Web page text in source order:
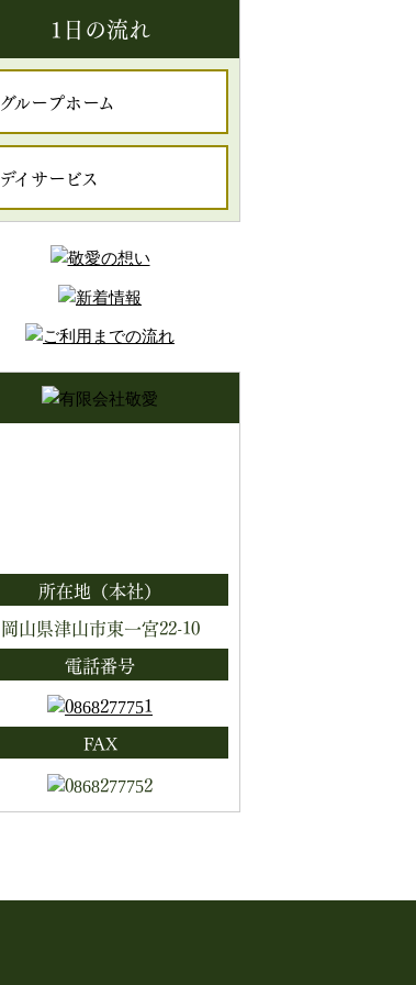
1日の流れ
グループホーム
デイサービス
所在地（本社）
岡山県津山市東一宮22-10
電話番号
FAX